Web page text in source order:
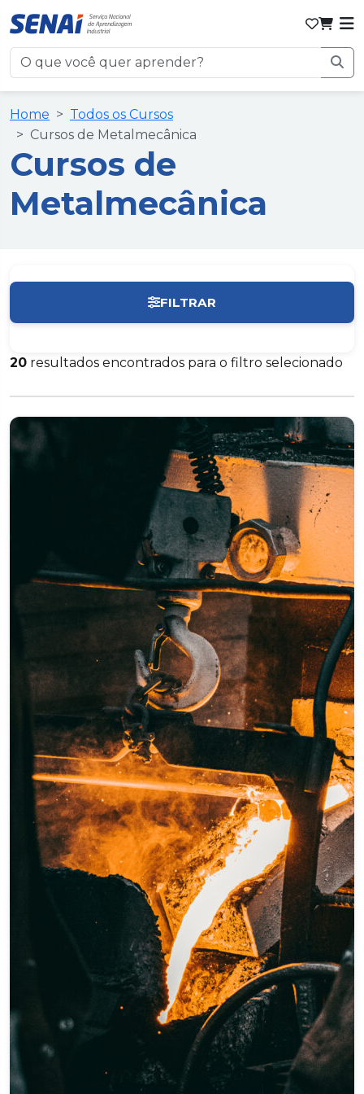
Home
Todos os Cursos
Cursos de Metalmecânica
Cursos de
Metalmecânica
FILTRAR
Limpar filtros
para Arquitetura de Alto Padrão
Alinhamento de Eixos a Laser
Automação Residencial - Dispositivos Inteligentes
Climatização Automotiva
Colorimetria Automotiva
Comandos Elétricos Industriais
Controlador Lógico Programável - Clp
Controle Dimensional de Motores Ciclo Diesel
Descarbonização do Setor Industrial com Foco
Descomissionamento de Sistema de Alta Tensão
em Veículos Eletrificados
Desenhista Mecânico
Diagnóstico Avançado em Sistemas de Alta
Tensão de Veículos Eletrificados
Diagnóstico de Sistemas e Componentes de
Veículos Eletrificados
Eletricista Industrial
Eletricista Instalador Predial de Baixa Tensão
Fundamentos de Design Gráfico
Fundamentos de Eletroeletrônica Automotiva
Implementação de Dashboards e Power Bi
Iniciação Profissional em Soldagem no Processo
Eletrodo Revestido
Injeção Eletrônica de Motocicletas
Instalação de Alarmes de Motos
Instalação de Sistemas Fotovoltaicos
Instalação e Manutenção de Sistemas de
Climatização Residencial
20 resultados encontrados para o filtro selecionado